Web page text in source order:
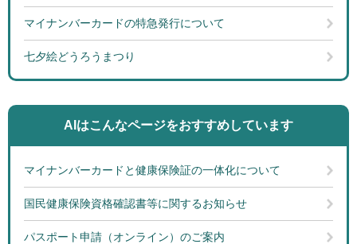
マイナンバーカードの特急発行について
七夕絵どうろうまつり
AIはこんなページをおすすめしています
マイナンバーカードと健康保険証の一体化について
国民健康保険資格確認書等に関するお知らせ
パスポート申請（オンライン）のご案内